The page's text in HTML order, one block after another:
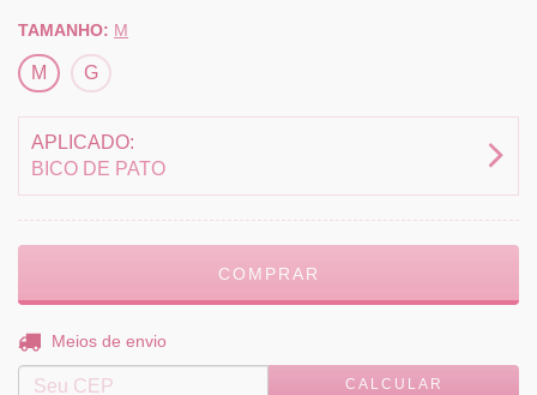
TAMANHO: M
M G
APLICADO:
BICO DE PATO
Entregas para o CEP:
Meios de envio
CALCULAR